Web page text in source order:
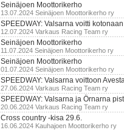
Seinäjoen Moottorikerho
13.07.2024 Seinäjoen Moottorikerho ry
SPEEDWAY: Valsarna voitti kotonaan
12.07.2024 Varkaus Racing Team ry
Seinäjoen Moottorikerho
11.07.2024 Seinäjoen Moottorikerho ry
Seinäjoen Moottorikerho
01.07.2024 Seinäjoen Moottorikerho ry
SPEEDWAY: Valsarna voittoon
27.06.2024 Varkaus Racing Team ry
SPEEDWAY: Valsarna ja Örnarna
20.06.2024 Varkaus Racing Team ry
Cross country -kisa 29.6.
16.06.2024 Kauhajoen Moottorikerho ry